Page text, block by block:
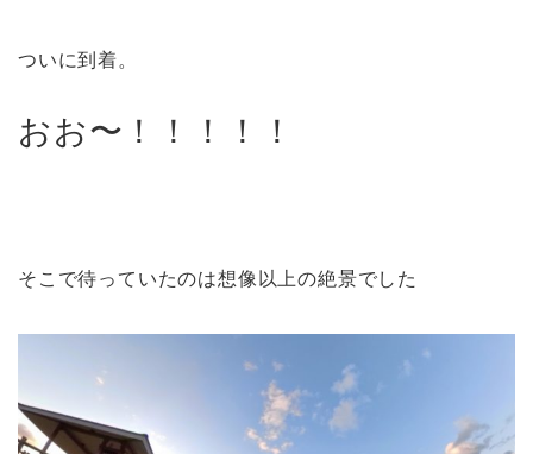
ついに到着。
おお〜！！！！！
そこで待っていたのは想像以上の絶景でした